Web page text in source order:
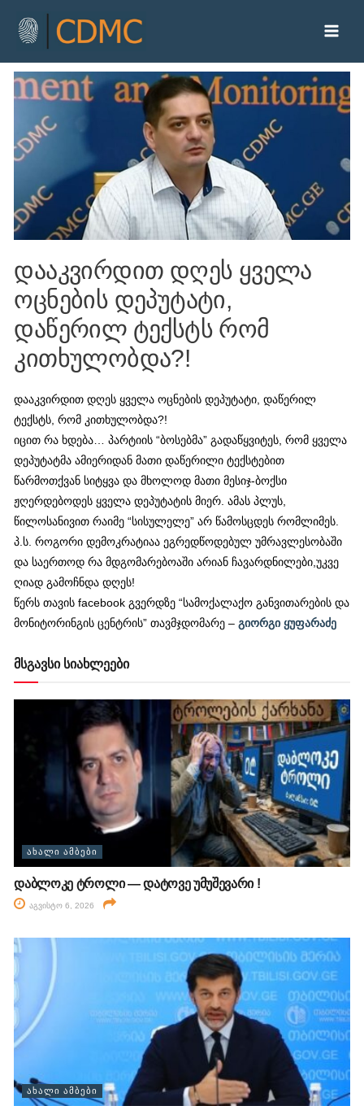
დააკვირდით დღეს ყველა
ოცნების დეპუტატი,
დაწერილ ტექსტს რომ
კითხულობდა?!
დააკვირდით დღეს ყველა ოცნების დეპუტატი, დაწერილ
ტექსტს, რომ კითხულობდა?!
იცით რა ხდება… პარტიის “ბოსებმა” გადაწყვიტეს, რომ ყველა
დეპუტატმა ამიერიდან მათი დაწერილი ტექსტებით
წარმოთქვან სიტყვა და მხოლოდ მათი მესიჯ-ბოქსი
ჟღერდებოდეს ყველა დეპუტატის მიერ. ამას პლუს,
წილოსანივით რაიმე “სისულელე” არ წამოსცდეს რომლიმეს.
პ.ს. როგორი დემოკრატიაა ეგრედწოდებულ უმრავლესობაში
და საერთოდ რა მდგომარებოაში არიან ჩავარდნილები,უკვე
ღიად გამოჩნდა დღეს!
წერს თავის facebook გვერდზე “სამოქალაქო განვითარების და
მონიტორინგის ცენტრის” თავმჯდომარე –გიორგი ყუფარაძე
მსგავსი სიახლეები
ᲐᲮᲐᲚᲘ ᲐᲛᲑᲔᲑᲘ
დაბლოკე ტროლი — დატოვე უმუშევარი !
აგვისტო 6, 2026
ᲐᲮᲐᲚᲘ ᲐᲛᲑᲔᲑᲘ